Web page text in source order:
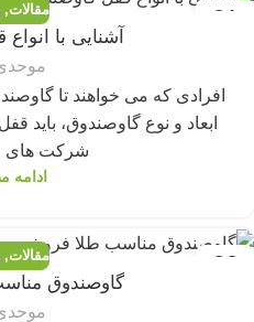
01 مقالات,
آشنایی با
افرادی که می خواهند تا
ابعاد و نوع گاوصندوق، باید
شرکت های
ادامه
22 مقالات,
گاوصندوق